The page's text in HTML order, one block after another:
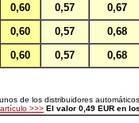
0,60 0,57 0,67
0,60 0,57 0,68
0,60 0,57 0,68
de los distribuidores
>>> El valor 0,49 EUR en